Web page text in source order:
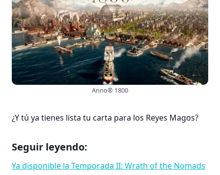
Anno® 1800
¿Y tú ya tienes lista tu carta para los Reyes Magos?
Seguir leyendo:
Ya disponible la Temporada II: Wrath of the Nomads